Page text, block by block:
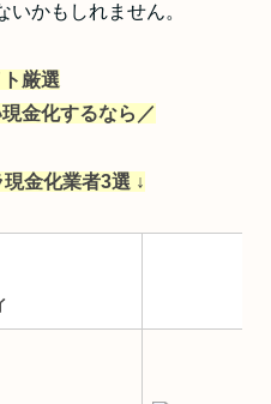
かもしれません。
厳選
金化するなら／
金化業者3選 ↓